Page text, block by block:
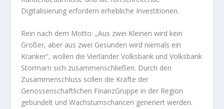
Digitalisierung erfordern erhebliche Investitionen.
Rein nach dem Motto: „Aus zwei Kleinen wird kein
Großer, aber aus zwei Gesunden wird niemals ein
Kranker“, wollen die Vierländer Volksbank und Volksbank
Stormarn sich zusammenschließen. Durch den
Zusammenschluss sollen die Kräfte der
Genossenschaftlichen FinanzGruppe in der Region
gebündelt und Wachstumschancen generiert werden.